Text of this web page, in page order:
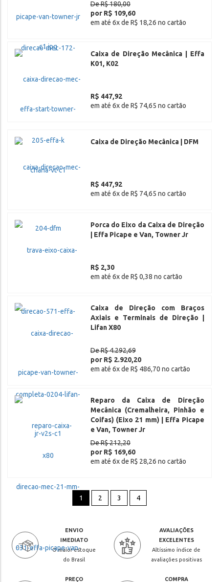
De R$ 180,00
por R$ 109,60
em até 6x de R$ 18,26 no cartão
Caixa de Direção Mecânica | Effa
K01, K02
R$ 447,92
em até 6x de R$ 74,65 no cartão
Caixa de Direção Mecânica | DFM
R$ 447,92
em até 6x de R$ 74,65 no cartão
Porca do Eixo da Caixa de Direção
| Effa Picape e Van, Towner Jr
R$ 2,30
em até 6x de R$ 0,38 no cartão
Caixa de Direção com Braços
Axiais e Terminais de Direção |
Lifan X80
De R$ 4.292,69
por R$ 2.920,20
em até 6x de R$ 486,70 no cartão
Reparo da Caixa de Direção
Mecânica (Cremalheira, Pinhão e
Coifas) (Eixo 21 mm) | Effa Picape
e Van, Towner Jr
De R$ 212,20
por R$ 169,60
em até 6x de R$ 28,26 no cartão
1 2 3 4
ENVIO
IMEDIATO
O maior estoque
do Brasil
AVALIAÇÕES
EXCELENTES
Altíssimo índice de
avaliações positivas
PREÇO
COMPRA